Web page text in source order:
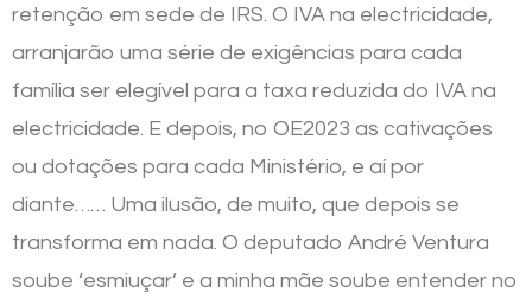
retenção em sede de IRS. O IVA na electricidade,
arranjarão uma série de exigências para cada
família ser elegível para a taxa reduzida do IVA na
electricidade. E depois, no OE2023 as cativações
ou dotações para cada Ministério, e aí por
diante…… Uma ilusão, de muito, que depois se
transforma em nada. O deputado André Ventura
soube ‘esmiuçar’ e a minha mãe soube entender no